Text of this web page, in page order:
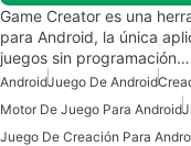
Game Creator es una
para Android, la única
juegos sin programación…
AndroidJuego De Android
Motor De Juego Para Android
Juego De Creación Para